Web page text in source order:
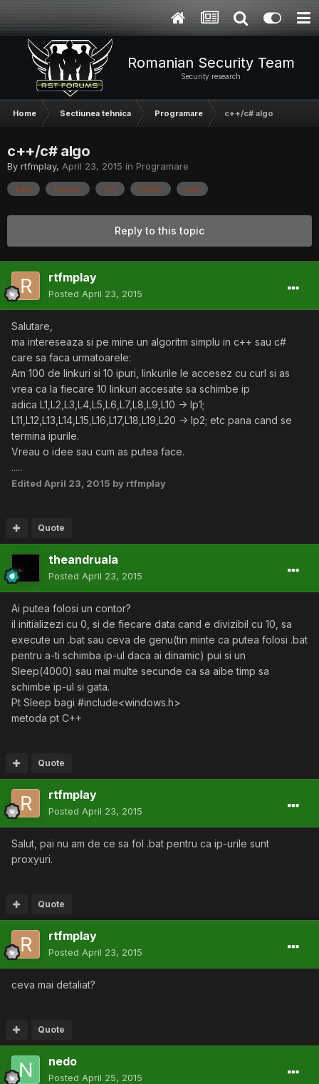
Romanian Security Team
Security research
Home Sectiunea tehnica Programare c++/c# algo
c++/c# algo
By rtfmplay, April 23, 2015 in Programare
adia fiecare ip1; linkuri sau
Reply to this topic
rtfmplay
Posted April 23, 2015
Salutare,
ma intereseaza si pe mine un algoritm simplu in c++ sau c#
care sa faca urmatoarele:
Am 100 de linkuri si 10 ipuri, linkurile le accesez cu curl si as
vrea ca la fiecare 10 linkuri accesate sa schimbe ip
adica L1,L2,L3,L4,L5,L6,L7,L8,L9,L10 -> Ip1;
L11,L12,L13,L14,L15,L16,L17,L18,L19,L20 -> Ip2; etc pana cand se
termina ipurile.
Vreau o idee sau cum as putea face.
.....
Edited April 23, 2015 by rtfmplay
Quote
theandruala
Posted April 23, 2015
Ai putea folosi un contor?
il initializezi cu 0, si de fiecare data cand e divizibil cu 10, sa
execute un .bat sau ceva de genu(tin minte ca putea folosi .bat
pentru a-ti schimba ip-ul daca ai dinamic) pui si un
Sleep(4000) sau mai multe secunde ca sa aibe timp sa
schimbe ip-ul si gata.
Pt Sleep bagi #include<windows.h>
metoda pt C++
Quote
rtfmplay
Posted April 23, 2015
Salut, pai nu am de ce sa fol .bat pentru ca ip-urile sunt
proxyuri.
Quote
rtfmplay
Posted April 23, 2015
ceva mai detaliat?
Quote
nedo
Posted April 25, 2015